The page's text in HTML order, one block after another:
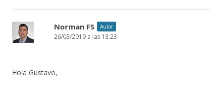
Norman FS Autor
26/03/2019 a las 13:23
Hola Gustavo,